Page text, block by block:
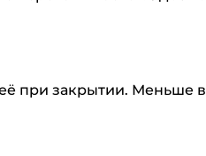
при закрытии. Меньше